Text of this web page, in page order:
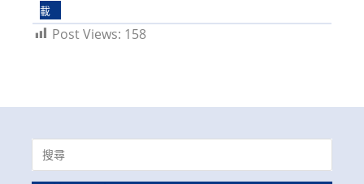
載
Post Views: 158
Search
for: